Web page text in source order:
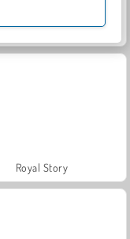
Family Relics
Royal Story